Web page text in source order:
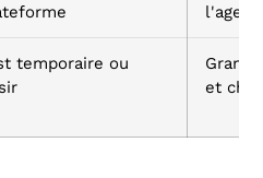
temporaire ou
et